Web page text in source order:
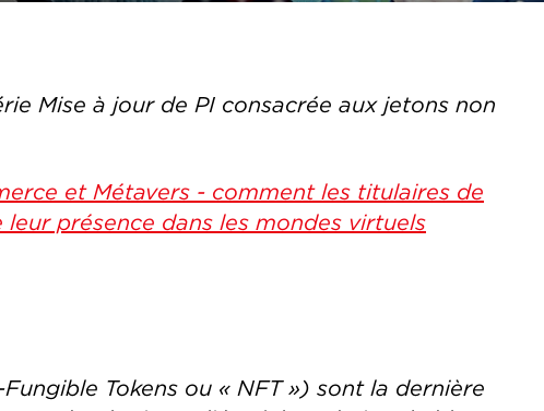
Mise à jour de PI consacrée aux jetons non
et Métavers - comment les titulaires de
présence dans les mondes virtuels
Tokens ou « NFT ») sont la dernière